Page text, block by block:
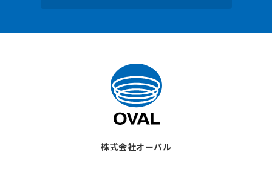
株式会社オーバル